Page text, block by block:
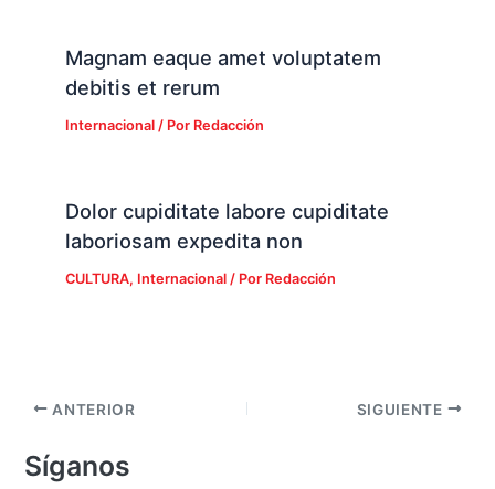
Magnam eaque amet voluptatem
debitis et rerum
Internacional/ Por Redacción
Dolor cupiditate labore cupiditate
laboriosam expedita non
CULTURA, Internacional/ Por Redacción
ANTERIOR SIGUIENTE
Síganos